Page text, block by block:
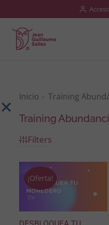
Training
Filters
Estás aquí:
Inicio Training
¡Oferta!